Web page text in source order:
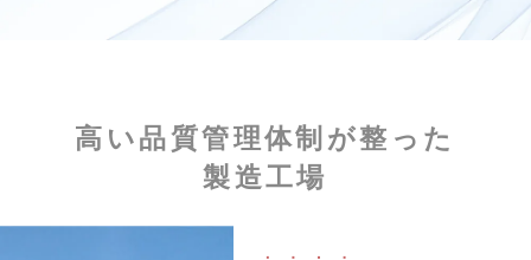
高い品質管理体制が整った
製造工場